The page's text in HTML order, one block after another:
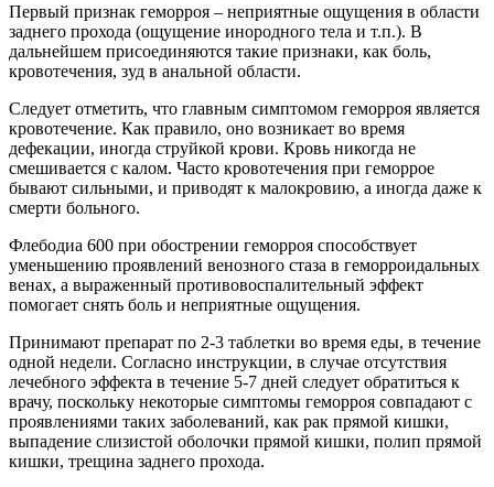
Первый признак геморроя – неприятные ощущения в области
заднего прохода (ощущение инородного тела и т.п.). В
дальнейшем присоединяются такие признаки, как боль,
кровотечения, зуд в анальной области.
Следует отметить, что главным симптомом геморроя является
кровотечение. Как правило, оно возникает во время
дефекации, иногда струйкой крови. Кровь никогда не
смешивается с калом. Часто кровотечения при геморрое
бывают сильными, и приводят к малокровию, а иногда даже к
смерти больного.
Флебодиа 600 при обострении геморроя способствует
уменьшению проявлений венозного стаза в геморроидальных
венах, а выраженный противовоспалительный эффект
помогает снять боль и неприятные ощущения.
Принимают препарат по 2-3 таблетки во время еды, в течение
одной недели. Согласно инструкции, в случае отсутствия
лечебного эффекта в течение 5-7 дней следует обратиться к
врачу, поскольку некоторые симптомы геморроя совпадают с
проявлениями таких заболеваний, как рак прямой кишки,
выпадение слизистой оболочки прямой кишки, полип прямой
кишки, трещина заднего прохода.